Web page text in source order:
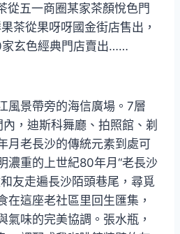
從五一商圈某家茶顏悅色門
茶從果呀呀國金街店售出，
玄色經典門店賣出……
風景帶旁的海信廣場。7層
，迪斯科舞廳、拍照館、剃
月老長沙的傳統元素到處可
濃重的上世紀80年月“老長沙
友走遍長沙陌頭巷尾，尋覓
在這座老社區里回生匯集，
氣味的完美協調。張水瓶，